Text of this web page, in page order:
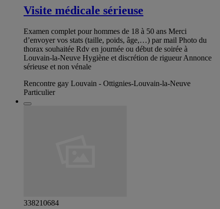
Visite médicale sérieuse
Examen complet pour hommes de 18 à 50 ans Merci
d’envoyer vos stats (taille, poids, âge,…) par mail Photo du
thorax souhaitée Rdv en journée ou début de soirée à
Louvain-la-Neuve Hygiène et discrétion de rigueur Annonce
sérieuse et non vénale
Rencontre gay Louvain - Ottignies-Louvain-la-Neuve
Particulier
338210684